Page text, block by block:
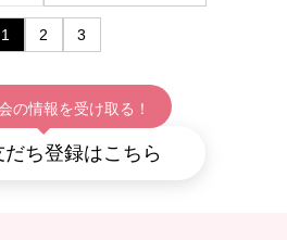
1 2 3
の情報を受け取る！
だち登録はこちら